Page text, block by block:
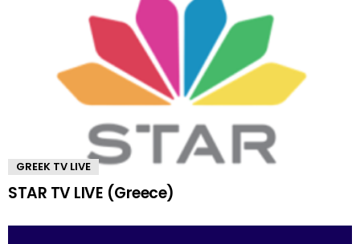
GREEK TV LIVE
STAR TV LIVE (Greece)